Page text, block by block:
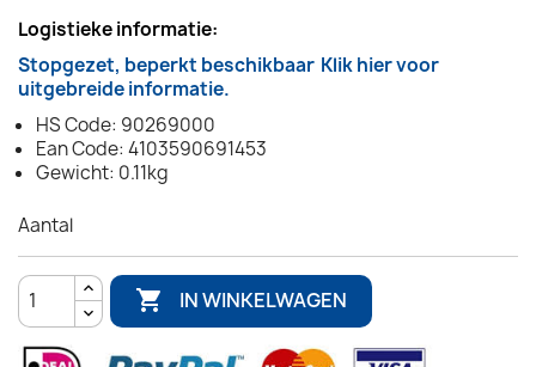
Logistieke informatie:
Stopgezet, beperkt beschikbaar Klik hier voor
uitgebreide informatie.
HS Code: 90269000
Ean Code: 4103590691453
Gewicht: 0.11kg
Aantal
 IN WINKELWAGEN